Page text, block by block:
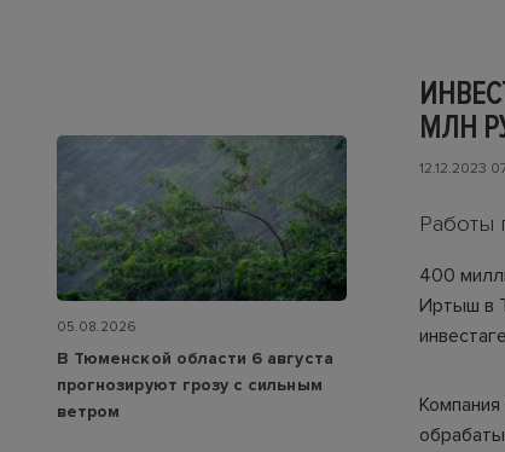
МЛН
12.12.2023
Работы
400
Иртыш в
05.08.2026
В Тюменской области 6 августа
прогнозируют грозу с сильным
ветром